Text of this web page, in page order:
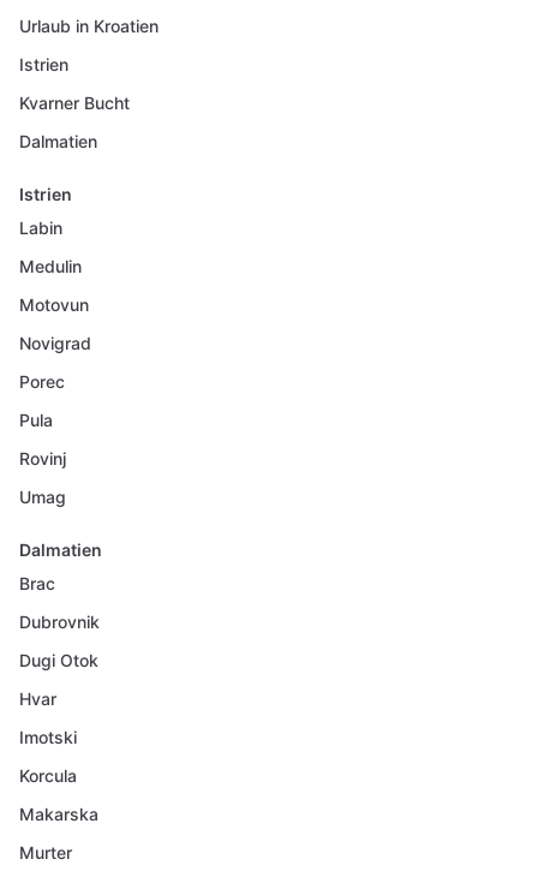
Urlaub in Kroatien
Istrien
Kvarner Bucht
Dalmatien
Istrien
Labin
Medulin
Motovun
Novigrad
Porec
Pula
Rovinj
Umag
Dalmatien
Brac
Dubrovnik
Dugi Otok
Hvar
Imotski
Korcula
Makarska
Murter